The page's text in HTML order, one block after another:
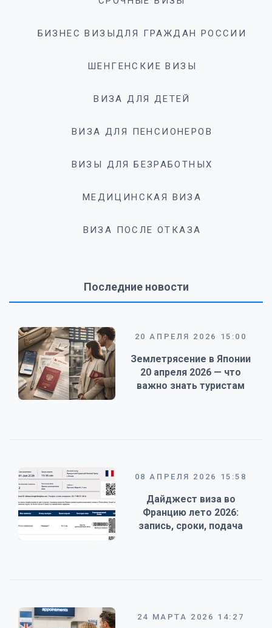
БИЗНЕС ВИЗЫДЛЯ ГРАЖДАН РОССИИ
ШЕНГЕНСКИЕ ВИЗЫ
ВИЗА ДЛЯ ДЕТЕЙ
ВИЗА ДЛЯ ПЕНСИОНЕРОВ
ВИЗЫ ДЛЯ БЕЗРАБОТНЫХ
МЕДИЦИНСКАЯ ВИЗА
ВИЗА ПОСЛЕ ОТКАЗА
Последние новости
20 АПРЕЛЯ 2026 15:00
Землетрясение в Японии
20 апреля 2026 — что
важно знать туристам
08 АПРЕЛЯ 2026 15:58
Дайджест виза во
Францию лето 2026:
запись, сроки, подача
24 МАРТА 2026 14:27